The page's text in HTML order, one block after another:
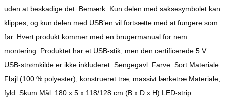
uden at beskadige det. Bemærk: Kun delen med saksesymbolet kan
klippes, og kun delen med USB’en vil fortsætte med at fungere som
før. Hvert produkt kommer med en brugermanual for nem
montering. Produktet har et USB-stik, men den certificerede 5 V
USB-strømkilde er ikke inkluderet. Sengegavl: Farve: Sort Materiale:
Fløjl (100 % polyester), konstrueret træ, massivt lærketræ Materiale,
fyld: Skum Mål: 180 x 5 x 118/128 cm (B x D x H) LED-strip: